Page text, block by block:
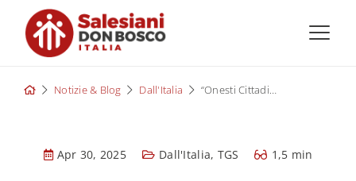
content
Notizie & Blog Dall'Italia “Onesti Cittadini: viaggio tra istituzioni e impegno civico”: progetto del TGS nazionale per i ragazzi di Napoli-Vomero
Apr 30, 2025 Dall'Italia, TGS 1,5 min